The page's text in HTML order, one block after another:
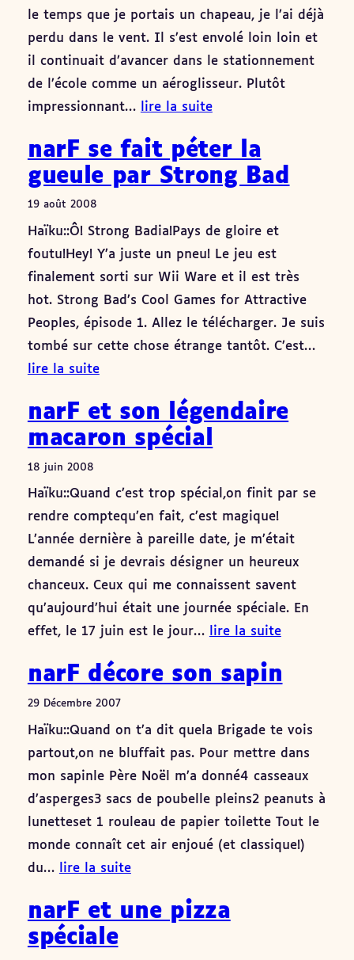
le temps que je portais un chapeau, je l’ai déjà
perdu dans le vent. Il s’est envolé loin loin et
il continuait d’avancer dans le stationnement
de l’école comme un aéroglisseur. Plutôt
impressionnant…
lire la suite
narF se fait péter la
gueule par Strong Bad
19 août 2008
Haïku::Ô! Strong Badia!Pays de gloire et
foutu!Hey! Y’a juste un pneu! Le jeu est
finalement sorti sur Wii Ware et il est très
hot. Strong Bad’s Cool Games for Attractive
Peoples, épisode 1. Allez le télécharger. Je suis
tombé sur cette chose étrange tantôt. C’est…
lire la suite
narF et son légendaire
macaron spécial
18 juin 2008
Haïku::Quand c’est trop spécial,on finit par se
rendre comptequ’en fait, c’est magique!
L’année dernière à pareille date, je m’était
demandé si je devrais désigner un heureux
chanceux. Ceux qui me connaissent savent
qu’aujourd’hui était une journée spéciale. En
effet, le 17 juin est le jour…
lire la suite
narF décore son sapin
29 Décembre 2007
Haïku::Quand on t’a dit quela Brigade te vois
partout,on ne bluffait pas. Pour mettre dans
mon sapinle Père Noël m’a donné4 casseaux
d’asperges3 sacs de poubelle pleins2 peanuts à
lunetteset 1 rouleau de papier toilette Tout le
monde connaît cet air enjoué (et classique!)
du…
lire la suite
narF et une pizza
spéciale